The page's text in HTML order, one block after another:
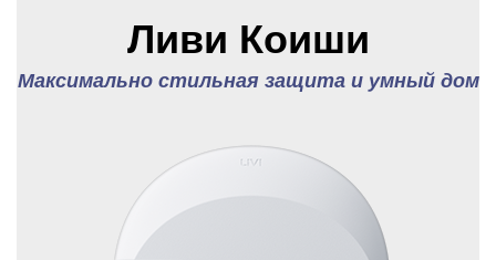
Ливи Коиши
Максимально стильная защита и умный дом